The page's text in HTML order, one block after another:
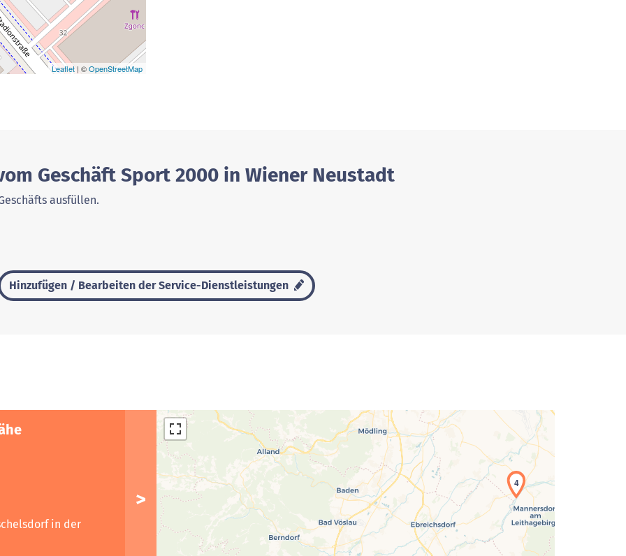
Leaflet | ©OpenStreetMap
Geschäft Sport 2000 in Wiener Neustadt
ausfüllen.
Hinzufügen / Bearbeiten der Service-Dienstleistungen
in der
4